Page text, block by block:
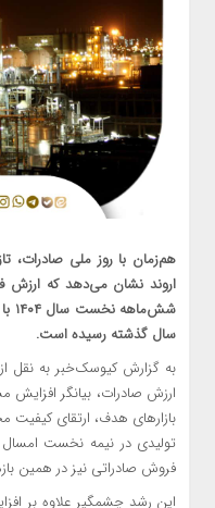
هم‌زمان با روز ملی صادرات،
اروند نشان می‌دهد که
سال گذشته رسیده است.
به گزارش کیوسک‌خبر به نقل
ارزش صادرات، بیانگر افزایش
بازارهای هدف، ارتقای
تولیدی در نیمه نخست
فروش صادراتی نیز در همین بازه زمانی ۲۳۸ درصد
این رشد چشمگیر علاوه بر